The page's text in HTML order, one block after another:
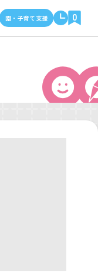
園・子育て支援 0